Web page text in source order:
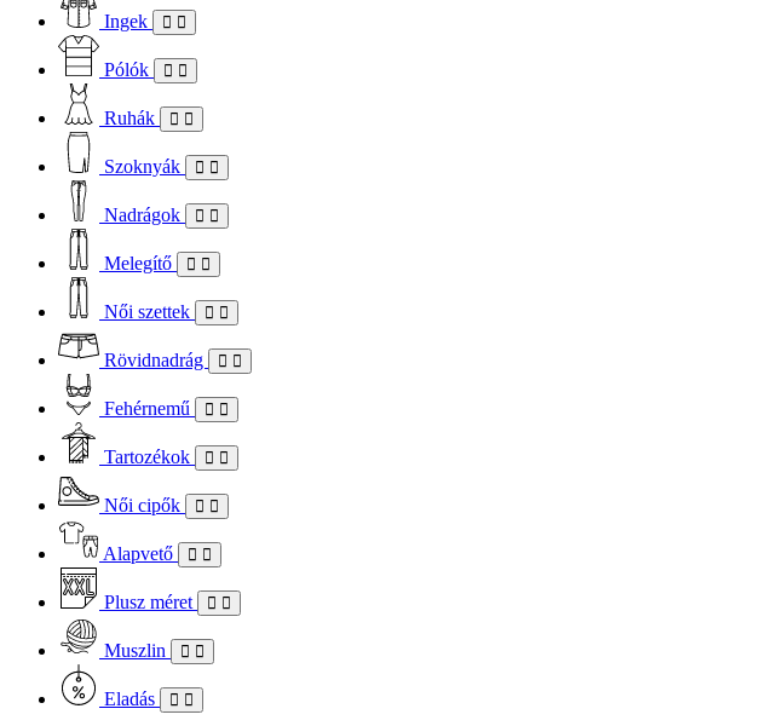
Ingek
Pólók
Ruhák
Szoknyák
Nadrágok
Melegítő
Női szettek
Rövidnadrág
Fehérnemű
Tartozékok
Női cipők
Alapvető
Plusz méret
Muszlin
Eladás